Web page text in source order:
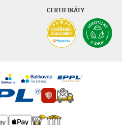
CERTIFIKÁTY